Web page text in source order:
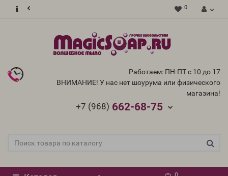
0
Работаем: ПН-ПТ с 10 до 17
ВНИМАНИЕ! У нас нет шоурума или физического
магазина!
+7 (968) 662-68-75